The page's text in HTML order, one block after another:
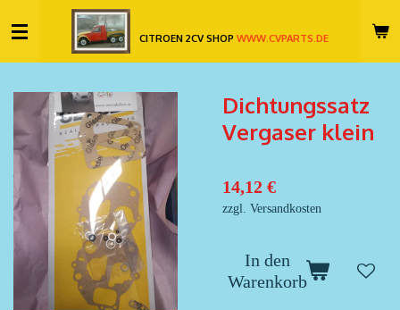
Hauptinhalt
springen
CITROEN 2CV SHOPWWW.CVPARTS.DE
Dichtungssatz
Vergaser klein
14,12 €
zzgl. Versandkosten
In den
Warenkorb